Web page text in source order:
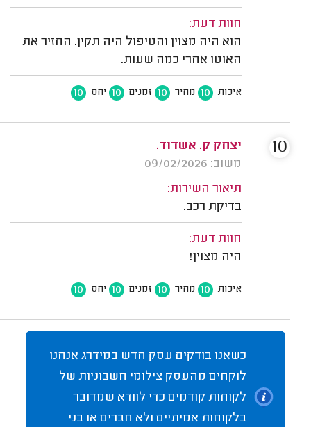
חוות דעת:
הוא היה מצוין והטיפול היה תקין. החזיר את
האוטו אחרי כמה שעות.
איכות 10 מחיר 10 זמנים 10 יחס 10
יצחק ק. אשדוד.
משוב: 09/02/2026
תיאור השירות:
בדיקת רכב.
חוות דעת:
היה מצוין!
איכות 10 מחיר 10 זמנים 10 יחס 10
10
כשאנו בודקים עסק חדש במידרג אנחנו
לוקחים מהעסק צילומי חשבוניות של
לקוחות קודמים כדי לוודא שמדובר
בלקוחות אמיתיים ולא חברים או בני